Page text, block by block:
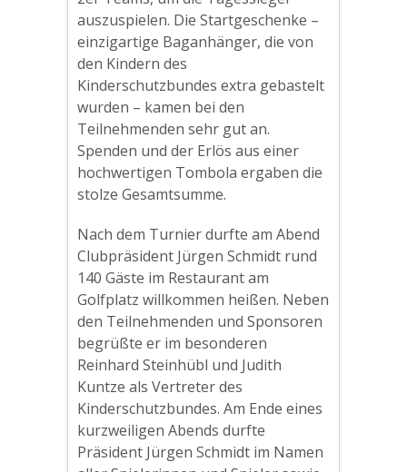
auszuspielen. Die Startgeschenke –
einzigartige Baganhänger, die von
den Kindern des
Kinderschutzbundes extra gebastelt
wurden – kamen bei den
Teilnehmenden sehr gut an.
Spenden und der Erlös aus einer
hochwertigen Tombola ergaben die
stolze Gesamtsumme.
Nach dem Turnier durfte am Abend
Clubpräsident Jürgen Schmidt rund
140 Gäste im Restaurant am
Golfplatz willkommen heißen. Neben
den Teilnehmenden und Sponsoren
begrüßte er im besonderen
Reinhard Steinhübl und Judith
Kuntze als Vertreter des
Kinderschutzbundes. Am Ende eines
kurzweiligen Abends durfte
Präsident Jürgen Schmidt im Namen